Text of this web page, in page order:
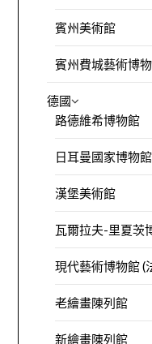
賓州美術館
賓州費城藝術博
德國
路德維希博物館
日耳曼國家博物館
漢堡美術館
瓦爾拉夫-里夏茨
現代藝術博物館 (
老繪畫陳列館
新繪畫陳列館